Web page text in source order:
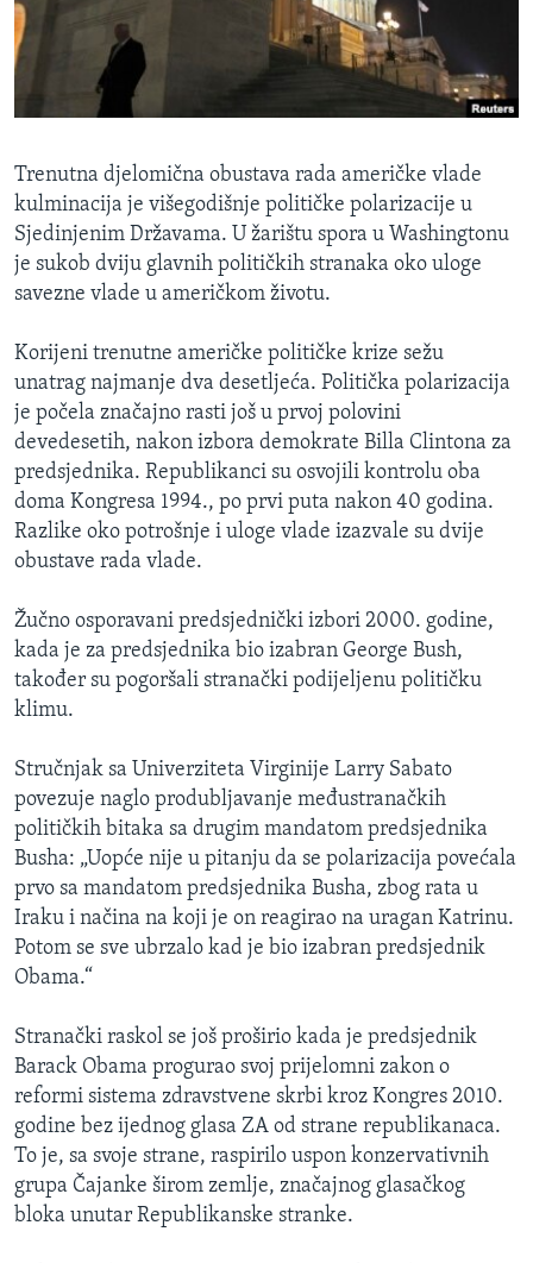
MAGAZIN
O GLASU AMERIKE
PRATITE NAS
Jezici
Trenutna djelomična obustava rada američke vlade
kulminacija je višegodišnje političke polarizacije u
Sjedinjenim Državama. U žarištu spora u Washingtonu
je sukob dviju glavnih političkih stranaka oko uloge
savezne vlade u američkom životu.
Korijeni trenutne američke političke krize sežu
unatrag najmanje dva desetljeća. Politička polarizacija
je počela značajno rasti još u prvoj polovini
devedesetih, nakon izbora demokrate Billa Clintona za
predsjednika. Republikanci su osvojili kontrolu oba
doma Kongresa 1994., po prvi puta nakon 40 godina.
Razlike oko potrošnje i uloge vlade izazvale su dvije
obustave rada vlade.
Žučno osporavani predsjednički izbori 2000. godine,
kada je za predsjednika bio izabran George Bush,
također su pogoršali stranački podijeljenu političku
klimu.
Stručnjak sa Univerziteta Virginije Larry Sabato
povezuje naglo produbljavanje međustranačkih
političkih bitaka sa drugim mandatom predsjednika
Busha: „Uopće nije u pitanju da se polarizacija povećala
prvo sa mandatom predsjednika Busha, zbog rata u
Iraku i načina na koji je on reagirao na uragan Katrinu.
Potom se sve ubrzalo kad je bio izabran predsjednik
Obama.“
Stranački raskol se još proširio kada je predsjednik
Barack Obama progurao svoj prijelomni zakon o
reformi sistema zdravstvene skrbi kroz Kongres 2010.
godine bez ijednog glasa ZA od strane republikanaca.
To je, sa svoje strane, raspirilo uspon konzervativnih
grupa Čajanke širom zemlje, značajnog glasačkog
bloka unutar Republikanske stranke.